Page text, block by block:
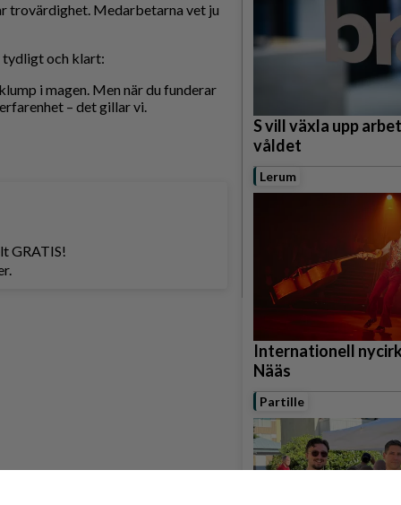
trovärdighet. Medarbetarna vet ju
tydligt och klart:
i magen. Men när du funderar
– det gillar vi.
GRATIS!
S vill växla upp
våldet
Lerum
Internationell
Nääs
Partille